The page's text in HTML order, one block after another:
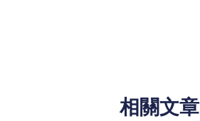
相關文章